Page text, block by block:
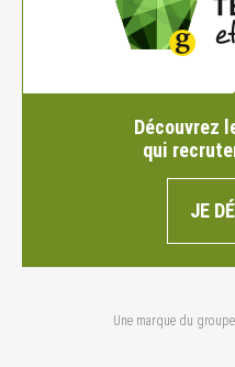
Découvrez
qui
JE
Une marque du groupe